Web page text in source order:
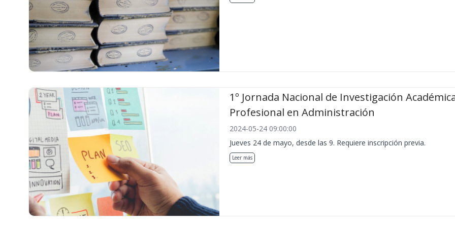
1º Jornada Nacional de Investigación
Profesional en Administración
2024-05-24 09:00:00
Jueves 24 de mayo, desde las 9. Requiere inscripción previa.
Leer más